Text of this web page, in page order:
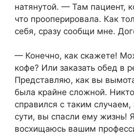
натянутой. — Там пациент,
что прооперировала. Как
себя, сразу сообщи мне.
— Конечно, как скажете!
кофе? Или заказать обед в
Представляю, как вы
была крайне сложной.
справился с таким
сути, вы спасли ему жизнь!
восхищаюсь вашим